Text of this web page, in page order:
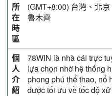
所
在
時
區
(GMT+8:00) 台灣、北
魯木齊
個
人
介
紹
78WIN là nhà cái trực
lựa chọn nhờ hệ thống
phong phú thể thao, nổ
được tối ưu về tốc độ